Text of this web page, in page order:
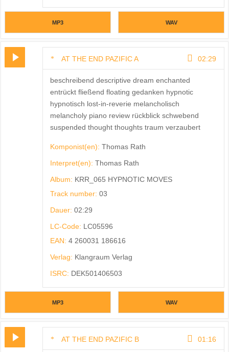
MP3 WAV
AT THE END PAZIFIC A 02:29
beschreibend descriptive dream enchanted
entrückt fließend floating gedanken hypnotic
hypnotisch lost-in-reverie melancholisch
melancholy piano review rückblick schwebend
suspended thought thoughts traum verzaubert
Komponist(en): Thomas Rath
Interpret(en): Thomas Rath
Album: KRR_065 HYPNOTIC MOVES
Track number: 03
Dauer: 02:29
LC-Code: LC05596
EAN: 4 260031 186616
Verlag: Klangraum Verlag
ISRC: DEK501406503
MP3 WAV
AT THE END PAZIFIC B 01:16